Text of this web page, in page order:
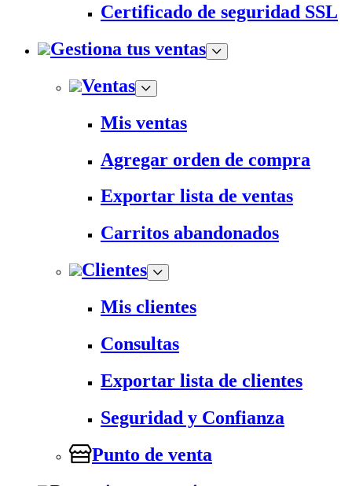
Certificado de seguridad SSL
Gestiona tus ventas
Ventas
Mis ventas
Agregar orden de compra
Exportar lista de ventas
Carritos abandonados
Clientes
Mis clientes
Consultas
Exportar lista de clientes
Seguridad y Confianza
Punto de venta